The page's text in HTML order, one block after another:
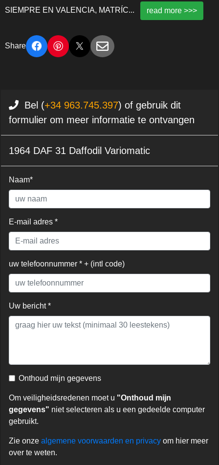
SIEMPRE EN VALENCIA, MATRÍC... read more >>>
Share
Bel (+34 963.745.397) of gebruik dit
formulier om meer informatie te ontvangen
1964 DAF 31 Daffodil Variomatic
Naam*
E-mail adres *
uw telefoonnummer * + (intl code)
Uw bericht *
Onthoud mijn gegevens
Om veiligheidsredenen moet u "Onthoud mijn
gegevens" niet selecteren als u een gedeelde computer
gebruikt.
Zie onze algemene voorwaarden en privacy om hier meer
over te weten.